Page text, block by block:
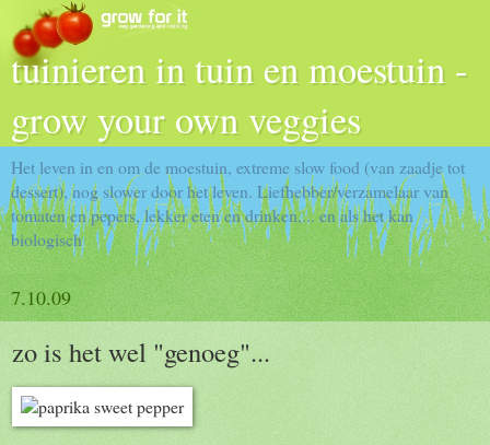
tuinieren in tuin en moestuin -
grow your own veggies
Het leven in en om de moestuin, extreme slow food (van zaadje tot
dessert), nog slower door het leven. Liefhebber/verzamelaar van
tomaten en pepers, lekker eten en drinken,... en als het kan
biologisch
7.10.09
zo is het wel "genoeg"...